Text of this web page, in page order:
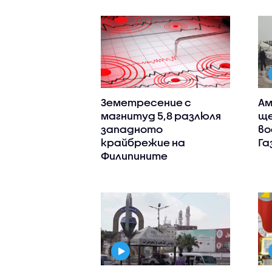
Земетресение с
магнитуд 5,8 разлюля
западното
крайбрежие на
Филипините